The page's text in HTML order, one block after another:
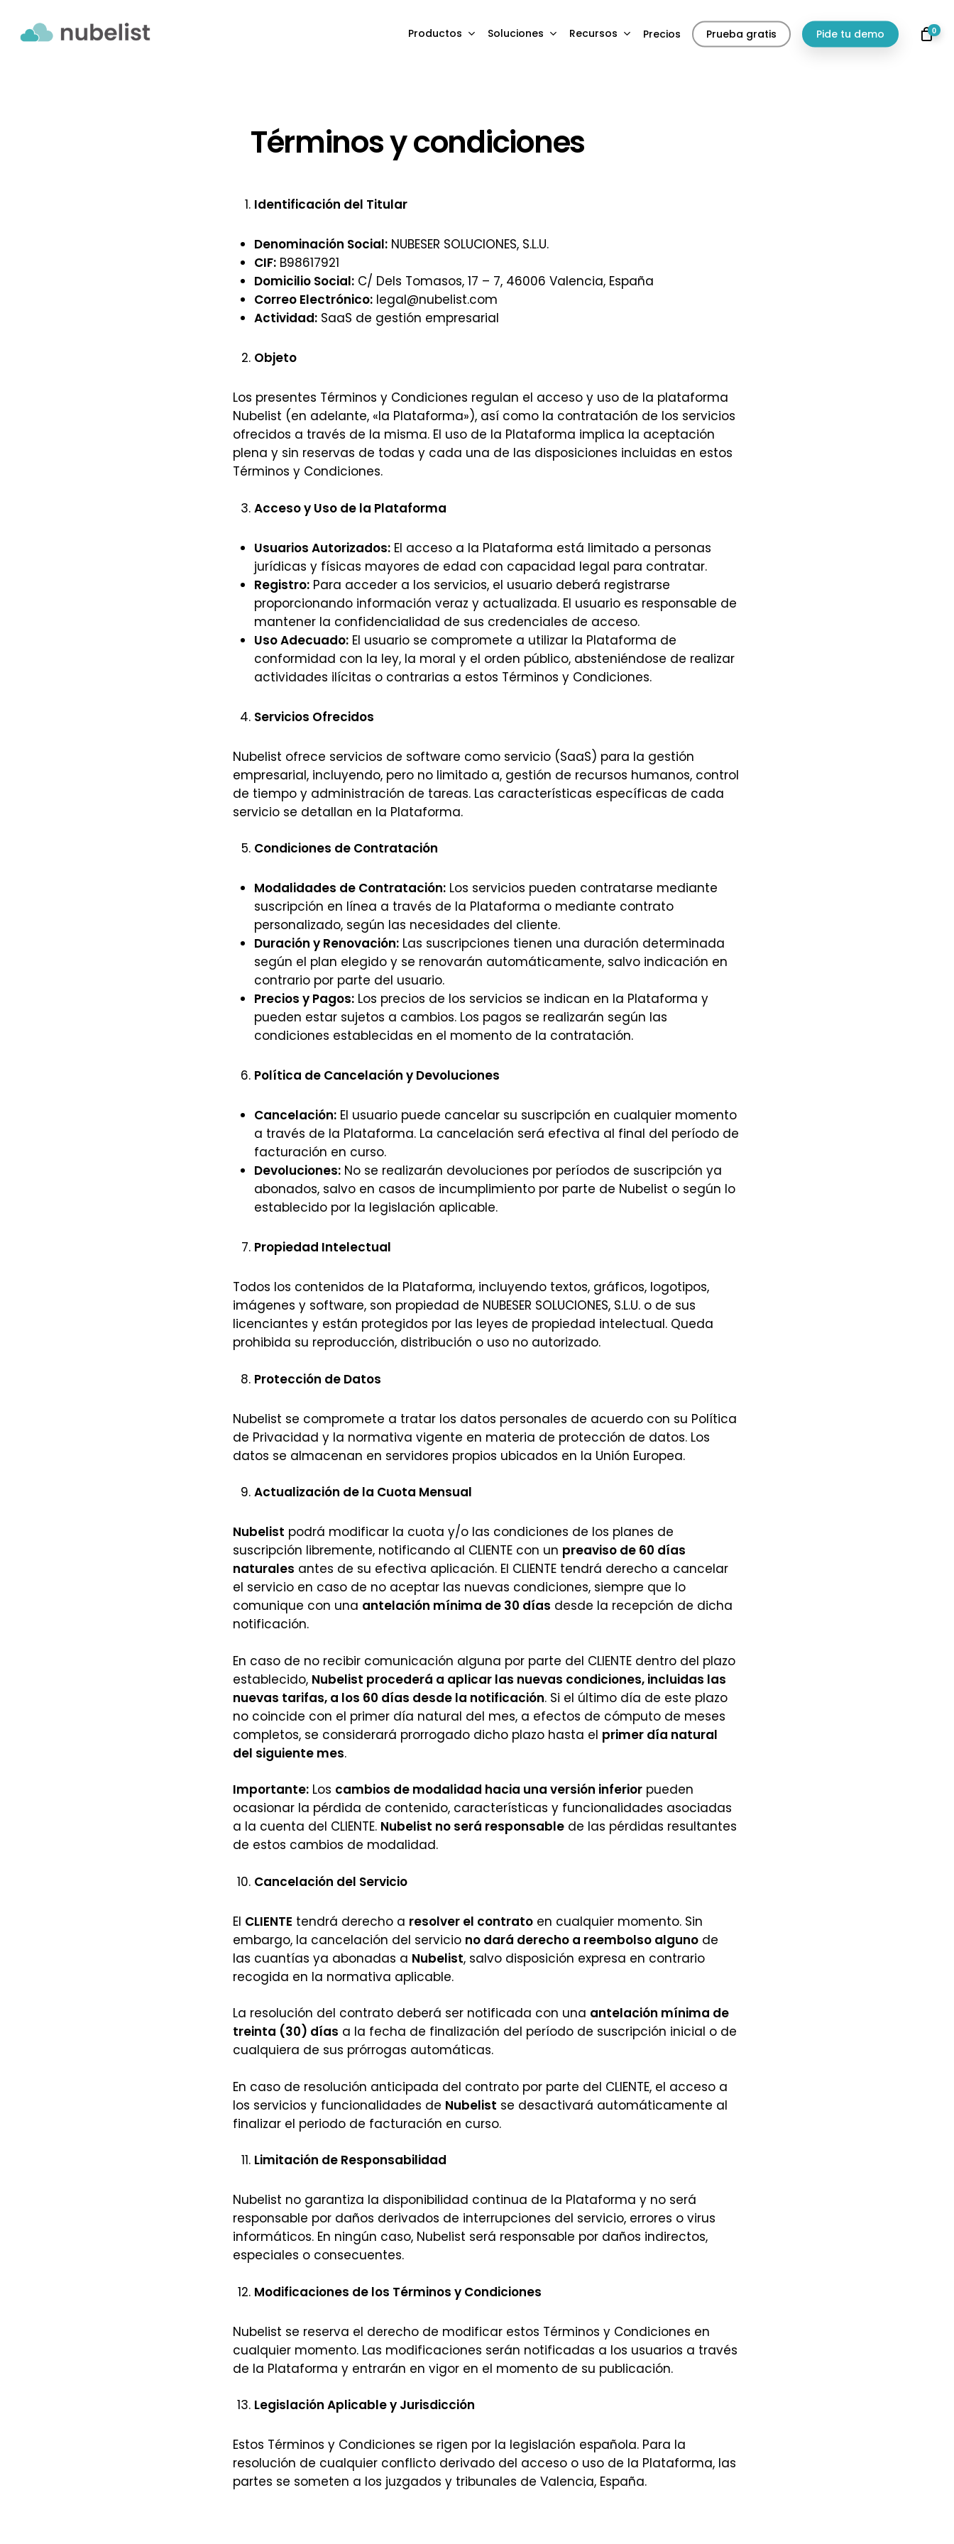
main
Productos Soluciones Recursos Precios Prueba gratis Pide tu demo 0
Términos y condiciones
Identificación del Titular
Denominación Social:NUBESER SOLUCIONES, S.L.U.
CIF:B98617921
Domicilio Social:C/ Dels Tomasos, 17 – 7, 46006 Valencia, España
Correo Electrónico:legal@nubelist.com
Actividad:SaaS de gestión empresarial
Objeto
Los presentes Términos y Condiciones regulan el acceso y uso de la plataforma
Nubelist (en adelante, «la Plataforma»), así como la contratación de los servicios
ofrecidos a través de la misma. El uso de la Plataforma implica la aceptación
plena y sin reservas de todas y cada una de las disposiciones incluidas en estos
Términos y Condiciones.
Acceso y Uso de la Plataforma
Usuarios Autorizados:El acceso a la Plataforma está limitado a personas
jurídicas y físicas mayores de edad con capacidad legal para contratar.
Registro:Para acceder a los servicios, el usuario deberá registrarse
proporcionando información veraz y actualizada. El usuario es responsable de
mantener la confidencialidad de sus credenciales de acceso.
Uso Adecuado:El usuario se compromete a utilizar la Plataforma de
conformidad con la ley, la moral y el orden público, absteniéndose de realizar
actividades ilícitas o contrarias a estos Términos y Condiciones.
Servicios Ofrecidos
Nubelist ofrece servicios de software como servicio (SaaS) para la gestión
empresarial, incluyendo, pero no limitado a, gestión de recursos humanos, control
de tiempo y administración de tareas. Las características específicas de cada
servicio se detallan en la Plataforma.
Condiciones de Contratación
Modalidades de Contratación:Los servicios pueden contratarse mediante
suscripción en línea a través de la Plataforma o mediante contrato
personalizado, según las necesidades del cliente.
Duración y Renovación:Las suscripciones tienen una duración determinada
según el plan elegido y se renovarán automáticamente, salvo indicación en
contrario por parte del usuario.
Precios y Pagos:Los precios de los servicios se indican en la Plataforma y
pueden estar sujetos a cambios. Los pagos se realizarán según las
condiciones establecidas en el momento de la contratación.
Política de Cancelación y Devoluciones
Cancelación:El usuario puede cancelar su suscripción en cualquier momento
a través de la Plataforma. La cancelación será efectiva al final del período de
facturación en curso.
Devoluciones:No se realizarán devoluciones por períodos de suscripción ya
abonados, salvo en casos de incumplimiento por parte de Nubelist o según lo
establecido por la legislación aplicable.
Propiedad Intelectual
Todos los contenidos de la Plataforma, incluyendo textos, gráficos, logotipos,
imágenes y software, son propiedad de NUBESER SOLUCIONES, S.L.U. o de sus
licenciantes y están protegidos por las leyes de propiedad intelectual. Queda
prohibida su reproducción, distribución o uso no autorizado.
Protección de Datos
Nubelist se compromete a tratar los datos personales de acuerdo con su Política
de Privacidad y la normativa vigente en materia de protección de datos. Los
datos se almacenan en servidores propios ubicados en la Unión Europea.
Actualización de la Cuota Mensual
Nubelist podrá modificar la cuota y/o las condiciones de los planes de
suscripción libremente, notificando al CLIENTE con un preaviso de 60 días
naturales antes de su efectiva aplicación. El CLIENTE tendrá derecho a cancelar
el servicio en caso de no aceptar las nuevas condiciones, siempre que lo
comunique con una antelación mínima de 30 días desde la recepción de dicha
notificación.
En caso de no recibir comunicación alguna por parte del CLIENTE dentro del plazo
establecido, Nubelist procederá a aplicar las nuevas condiciones, incluidas las
nuevas tarifas, a los 60 días desde la notificación. Si el último día de este plazo
no coincide con el primer día natural del mes, a efectos de cómputo de meses
completos, se considerará prorrogado dicho plazo hasta el primer día natural
del siguiente mes.
Importante:Los cambios de modalidad hacia una versión inferiorpueden
ocasionar la pérdida de contenido, características y funcionalidades asociadas
a la cuenta del CLIENTE. Nubelist no será responsablede las pérdidas resultantes
de estos cambios de modalidad.
Cancelación del Servicio
El CLIENTE tendrá derecho a resolver el contratoen cualquier momento. Sin
embargo, la cancelación del servicio no dará derecho a reembolso algunode
las cuantías ya abonadas a Nubelist, salvo disposición expresa en contrario
recogida en la normativa aplicable.
La resolución del contrato deberá ser notificada con una antelación mínima de
treinta (30) días a la fecha de finalización del período de suscripción inicial o de
cualquiera de sus prórrogas automáticas.
En caso de resolución anticipada del contrato por parte del CLIENTE, el acceso a
los servicios y funcionalidades de Nubelist se desactivará automáticamente al
finalizar el periodo de facturación en curso.
Limitación de Responsabilidad
Nubelist no garantiza la disponibilidad continua de la Plataforma y no será
responsable por daños derivados de interrupciones del servicio, errores o virus
informáticos. En ningún caso, Nubelist será responsable por daños indirectos,
especiales o consecuentes.
Modificaciones de los Términos y Condiciones
Nubelist se reserva el derecho de modificar estos Términos y Condiciones en
cualquier momento. Las modificaciones serán notificadas a los usuarios a través
de la Plataforma y entrarán en vigor en el momento de su publicación.
Legislación Aplicable y Jurisdicción
Estos Términos y Condiciones se rigen por la legislación española. Para la
resolución de cualquier conflicto derivado del acceso o uso de la Plataforma, las
partes se someten a los juzgados y tribunales de Valencia, España.